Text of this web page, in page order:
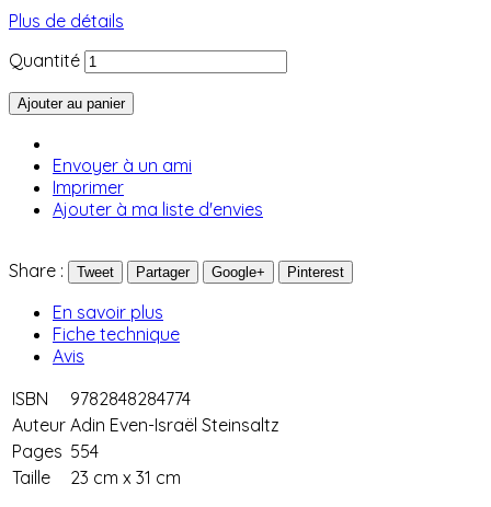
Plus de détails
Quantité
Ajouter au panier
Envoyer à un ami
Imprimer
Ajouter à ma liste d'envies
Share : Tweet Partager Google+ Pinterest
En savoir plus
Fiche technique
Avis
ISBN
9782848284774
Auteur Adin Even-Israël Steinsaltz
Pages 554
Taille
23 cm x 31 cm